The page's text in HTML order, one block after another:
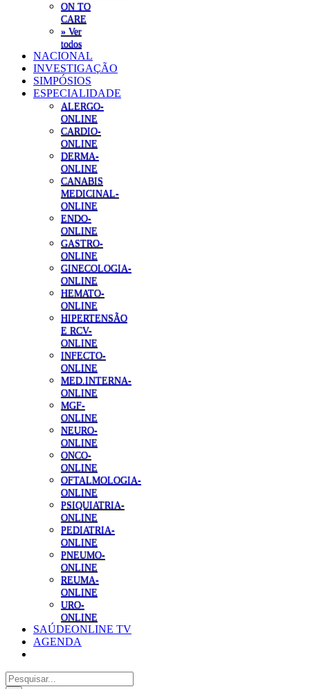
ON TO
CARE
» Ver
todos
NACIONAL
INVESTIGAÇÃO
SIMPÓSIOS
ESPECIALIDADE
ALERGO-
ONLINE
CARDIO-
ONLINE
DERMA-
ONLINE
CANABIS
MEDICINAL-
ONLINE
ENDO-
ONLINE
GASTRO-
ONLINE
GINECOLOGIA-
ONLINE
HEMATO-
ONLINE
HIPERTENSÃO
E RCV-
ONLINE
INFECTO-
ONLINE
MED.INTERNA-
ONLINE
MGF-
ONLINE
NEURO-
ONLINE
ONCO-
ONLINE
OFTALMOLOGIA-
ONLINE
PSIQUIATRIA-
ONLINE
PEDIATRIA-
ONLINE
PNEUMO-
ONLINE
REUMA-
ONLINE
URO-
ONLINE
SAÚDEONLINE TV
AGENDA
Pesquisar